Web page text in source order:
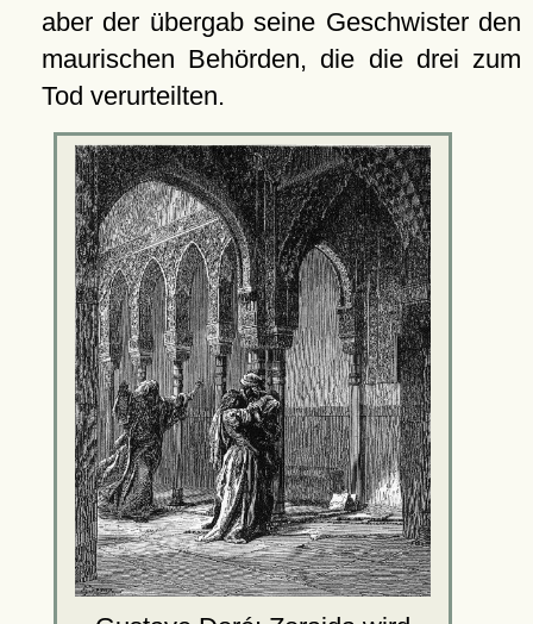
aber der übergab seine Geschwister den
maurischen Behörden, die die drei zum
Tod verurteilten.